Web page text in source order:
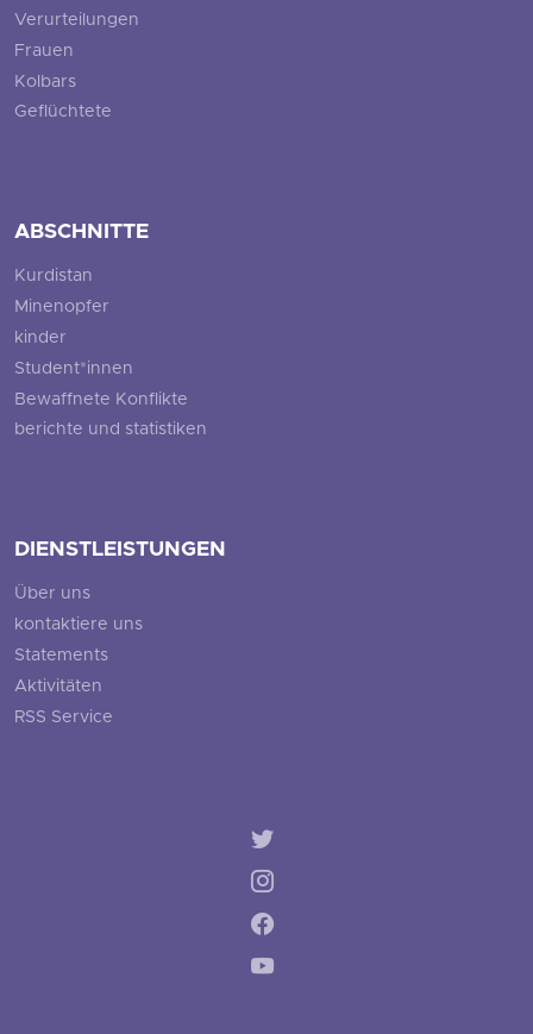
Verurteilungen
Frauen
Kolbars
Geflüchtete
ABSCHNITTE
Kurdistan
Minenopfer
kinder
Student*innen
Bewaffnete Konflikte
berichte und statistiken
DIENSTLEISTUNGEN
Über uns
kontaktiere uns
Statements
Aktivitäten
RSS Service